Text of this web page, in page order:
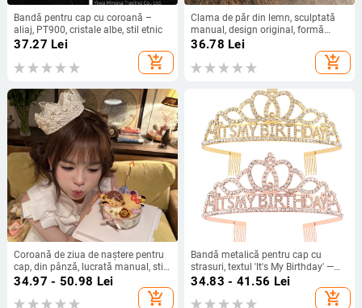
Bandă pentru cap cu coroană –
aliaj, PT900, cristale albe, stil etnic
37.27 Lei
add_shopping_cart
Clama de păr din lemn, sculptată
manual, design original, formă
geometrică, lansare vară 2021,
36.78 Lei
add_shopping_cart
Coroană de ziua de naștere pentru
cap, din pânză, lucrată manual, stil
influencer feminin
34.97 - 50.98 Lei
add_shopping_cart
Bandă metalică pentru cap cu
strasuri, textul 'It's My Birthday' —
coroană de ziua de naștere unisex
34.83 - 41.56 Lei
add_shopping_cart